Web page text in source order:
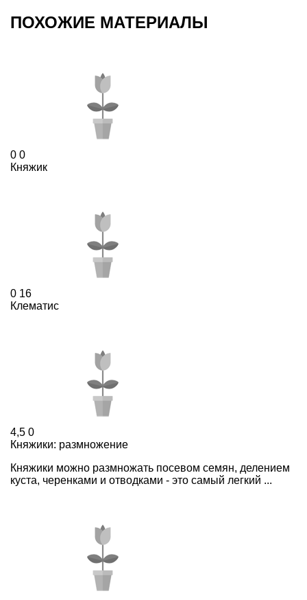
ПОХОЖИЕ МАТЕРИАЛЫ
0 0
Княжик
0 16
Клематис
4,5 0
Княжики: размножение
Княжики можно размножать посевом семян, делением
куста, черенками и отводками - это самый легкий ...